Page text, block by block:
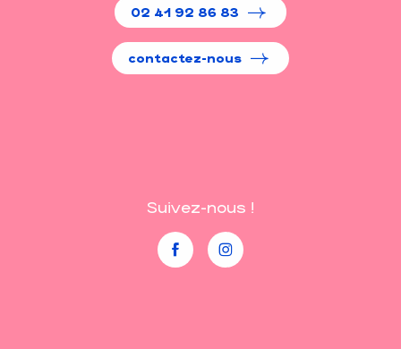
02 41 92 86 83
contactez-nous
Suivez-nous !